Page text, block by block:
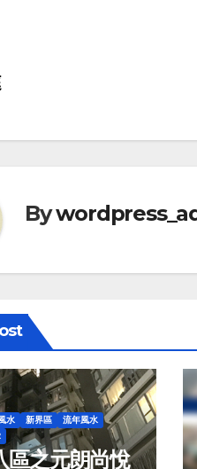
By
水 新界區
流年風水
區之元朗尚悅